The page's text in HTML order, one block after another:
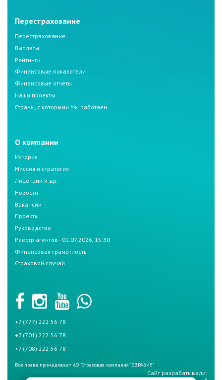
Перестрахование
Перестрахование
Выплаты
Рейтинги
Финансовые показатели
Финансовые отчеты
Наши проекты
Страны, с которыми Мы работаем
О компании
История
Миссия и стратегия
Лицензии и др.
Новости
Вакансии
Проекты
Руководство
Реестр агентов - 01.07.2026, 15:30
Финансовая грамотность
Страховой случай
+7 (777) 222 56 78
+7 (701) 222 56 78
+7 (708) 222 56 78
Все права принадлежат АО "Страховая компания "ЕВРАЗИЯ"
Сайт разрабатывали: